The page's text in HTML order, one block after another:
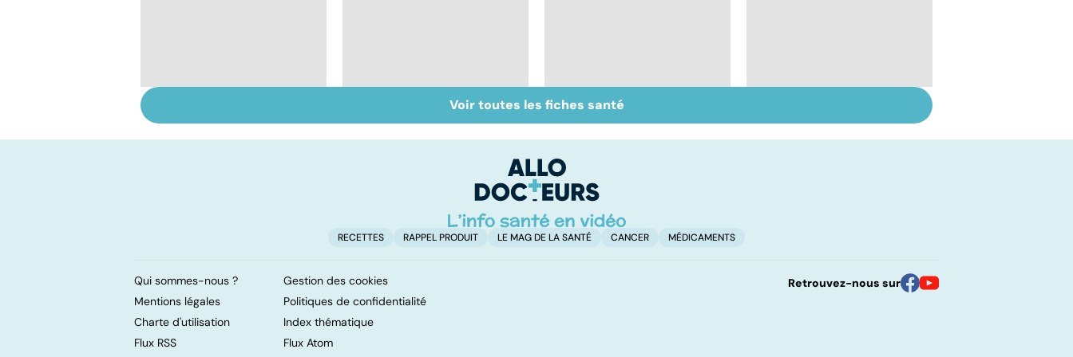
thérapeutiques du
Ostéopathie, une
thérapie manuelle
Automutilation : des
ados en souffrance
blessure
Voir toutes les fiches santé
RECETTES RAPPEL PRODUIT LE MAG DE LA SANTÉ CANCER MÉDICAMENTS
Qui sommes-nous ?
Gestion des cookies
Mentions légales
Politiques de confidentialité
Charte d'utilisation
Index thématique
Flux RSS
Flux Atom
Retrouvez-nous sur